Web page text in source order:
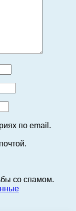
по email.
со спамом.